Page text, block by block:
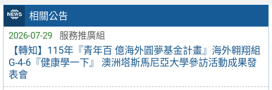
相關公告
2026-07-29 服務推廣組
【轉知】115年『青年百 億海外圓夢基金計畫』海外翱翔組
G-4-6『健康學一下』 澳洲塔斯馬尼亞大學參訪活動成果發
表會